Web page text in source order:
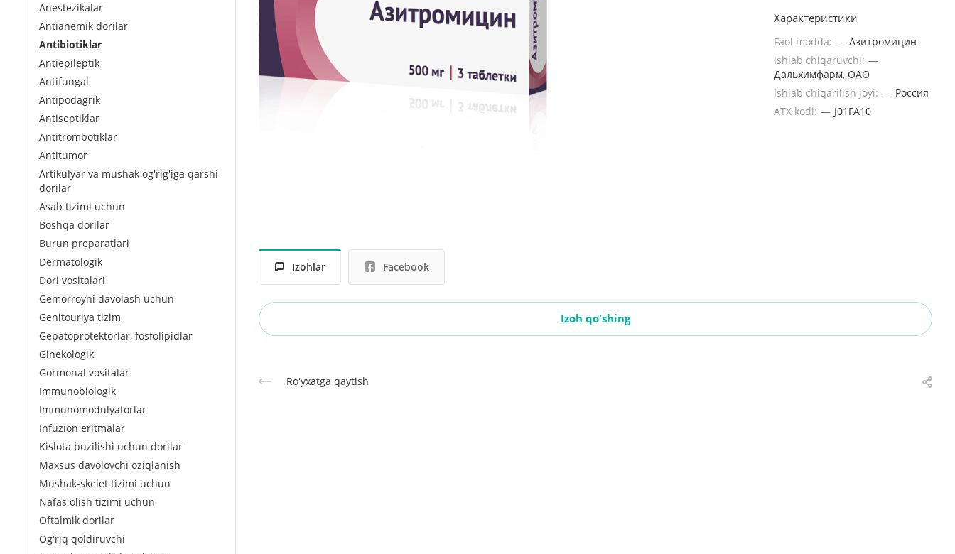
Характеристики
Faol modda: — Азитромицин
Ishlab chiqaruvchi: —
Дальхимфарм, ОАО
Ishlab chiqarilish joyi: — Россия
ATX kodi: — J01FA10
Izohlar Facebook
Izoh qo'shing
Roʻyxatga qaytish
Anestezikalar
Antianemik dorilar
Antibiotiklar
Antiepileptik
Antifungal
Antipodagrik
Antiseptiklar
Antitrombotiklar
Antitumor
Artikulyar va mushak og'rig'iga qarshi
dorilar
Asab tizimi uchun
Boshqa dorilar
Burun preparatlari
Dermatologik
Dori vositalari
Gemorroyni davolash uchun
Genitouriya tizim
Gepatoprotektorlar, fosfolipidlar
Ginekologik
Gormonal vositalar
Immunobiologik
Immunomodulyatorlar
Infuzion eritmalar
Kislota buzilishi uchun dorilar
Maxsus davolovchi oziqlanish
Mushak-skelet tizimi uchun
Nafas olish tizimi uchun
Oftalmik dorilar
Og'riq qoldiruvchi